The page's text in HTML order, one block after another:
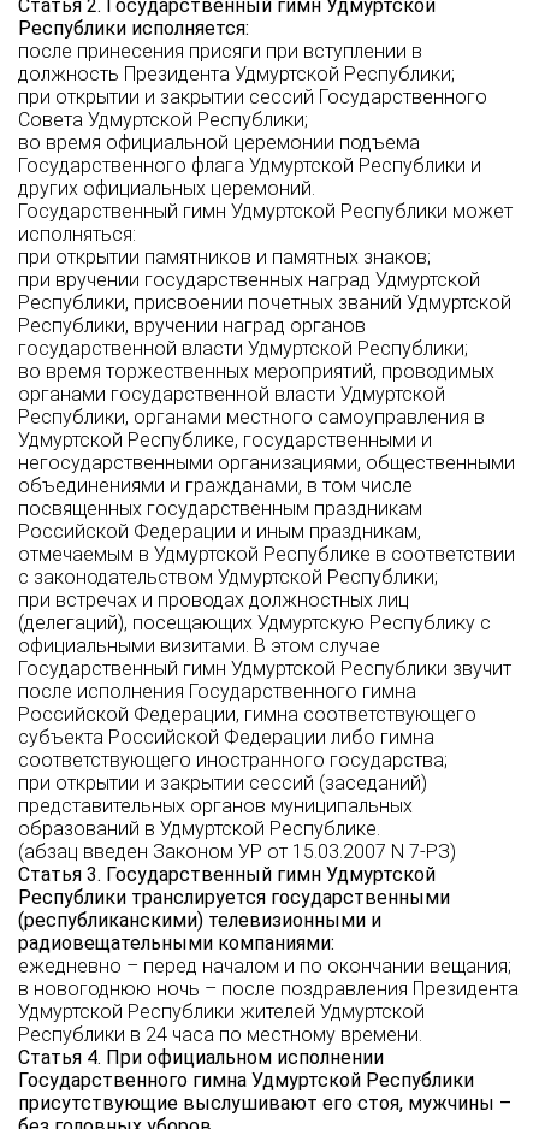
Статья 2. Государственный гимн Удмуртской
Республики исполняется:
после принесения присяги при вступлении в
должность Президента Удмуртской Республики;
при открытии и закрытии сессий Государственного
Совета Удмуртской Республики;
во время официальной церемонии подъема
Государственного флага Удмуртской Республики и
других официальных церемоний.
Государственный гимн Удмуртской Республики может
исполняться:
при открытии памятников и памятных знаков;
при вручении государственных наград Удмуртской
Республики, присвоении почетных званий Удмуртской
Республики, вручении наград органов
государственной власти Удмуртской Республики;
во время торжественных мероприятий, проводимых
органами государственной власти Удмуртской
Республики, органами местного самоуправления в
Удмуртской Республике, государственными и
негосударственными организациями, общественными
объединениями и гражданами, в том числе
посвященных государственным праздникам
Российской Федерации и иным праздникам,
отмечаемым в Удмуртской Республике в соответствии
с законодательством Удмуртской Республики;
при встречах и проводах должностных лиц
(делегаций), посещающих Удмуртскую Республику с
официальными визитами. В этом случае
Государственный гимн Удмуртской Республики звучит
после исполнения Государственного гимна
Российской Федерации, гимна соответствующего
субъекта Российской Федерации либо гимна
соответствующего иностранного государства;
при открытии и закрытии сессий (заседаний)
представительных органов муниципальных
образований в Удмуртской Республике.
(абзац введен Законом УР от 15.03.2007 N 7-РЗ)
Статья 3. Государственный гимн Удмуртской
Республики транслируется государственными
(республиканскими) телевизионными и
радиовещательными компаниями:
ежедневно – перед началом и по окончании вещания;
в новогоднюю ночь – после поздравления Президента
Удмуртской Республики жителей Удмуртской
Республики в 24 часа по местному времени.
Статья 4. При официальном исполнении
Государственного гимна Удмуртской Республики
присутствующие выслушивают его стоя, мужчины –